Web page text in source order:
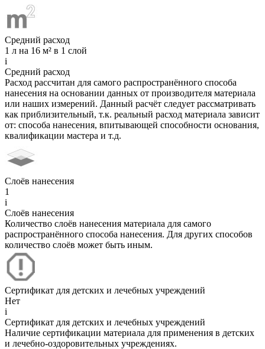
Средний расход
1 л на 16 м² в 1 слой
i
Средний расход
Расход рассчитан для самого распространённого способа
нанесения на основании данных от производителя материала
или наших измерений. Данный расчёт следует рассматривать
как приблизительный, т.к. реальный расход материала зависит
от: способа нанесения, впитывающей способности основания,
квалификации мастера и т.д.
Слоёв нанесения
1
i
Слоёв нанесения
Количество слоёв нанесения материала для самого
распространённого способа нанесения. Для других способов
количество слоёв может быть иным.
Сертификат для детских и лечебных учреждений
Нет
i
Сертификат для детских и лечебных учреждений
Наличие сертификации материала для применения в детских
и лечебно-оздоровительных учреждениях.